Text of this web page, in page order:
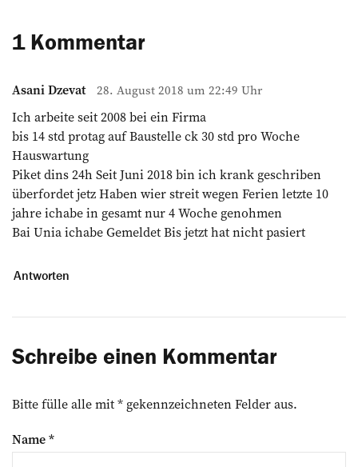
1 Kommentar
Asani Dzevat 28. August 2018 um 22:49 Uhr
Ich arbeite seit 2008 bei ein Firma
bis 14 std protag auf Baustelle ck 30 std pro Woche
Hauswartung
Piket dins 24h Seit Juni 2018 bin ich krank geschriben
überfordet jetz Haben wier streit wegen Ferien letzte 10
jahre ichabe in gesamt nur 4 Woche genohmen
Bai Unia ichabe Gemeldet Bis jetzt hat nicht pasiert
Antworten
Schreibe einen Kommentar
Bitte fülle alle mit * gekennzeichneten Felder aus.
Name*